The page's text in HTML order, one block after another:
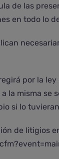
de las
en todo lo
por la
la misma
si lo
de litigios